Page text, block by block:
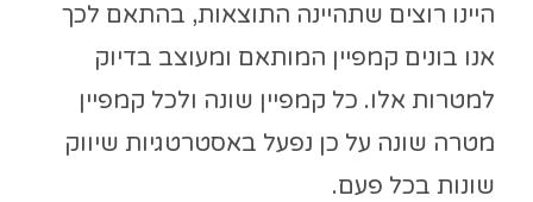
היינו רוצים שתהיינה התוצאות, בהתאם לכך
אנו בונים קמפיין המותאם ומעוצב בדיוק
למטרות אלו. כל קמפיין שונה ולכל קמפיין
מטרה שונה על כן נפעל באסטרטגיות שיווק
שונות בכל פעם.